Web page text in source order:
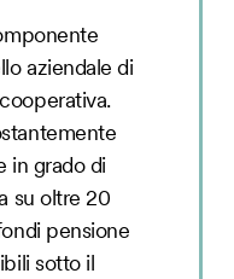
aziendale di
in grado di
su oltre 20
pensione
sotto il